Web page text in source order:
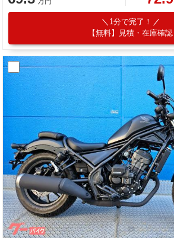
1分で完了！
【無料】見積・在庫確認